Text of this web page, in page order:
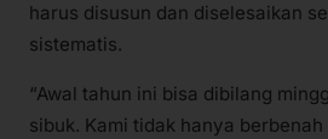
harus disusun dan diselesaikan
sistematis.
“Awal tahun ini bisa dibilang
sibuk. Kami tidak hanya